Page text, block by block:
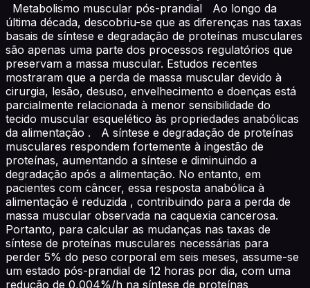
Metabolismo muscular pós-prandial Ao longo da
última década, descobriu-se que as diferenças nas taxas
basais de síntese e degradação de proteínas musculares
são apenas uma parte dos processos regulatórios que
preservam a massa muscular. Estudos recentes
mostraram que a perda de massa muscular devido à
cirurgia, lesão, desuso, envelhecimento e doenças está
parcialmente relacionada à menor sensibilidade do
tecido muscular esquelético às propriedades anabólicas
da alimentação . A síntese e degradação de proteínas
musculares respondem fortemente à ingestão de
proteínas, aumentando a síntese e diminuindo a
degradação após a alimentação. No entanto, em
pacientes com câncer, essa resposta anabólica à
alimentação é reduzida , contribuindo para a perda de
massa muscular observada na caquexia cancerosa.
Portanto, para calcular as mudanças nas taxas de
síntese de proteínas musculares necessárias para
perder 5% do peso corporal em seis meses, assume-se
um estado pós-prandial de 12 horas por dia, com uma
redução de 0,004%/h na síntese de proteínas